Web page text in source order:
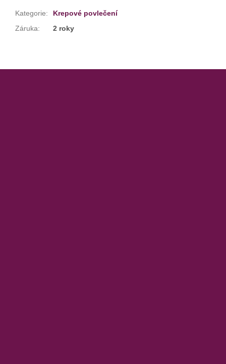
Kategorie:
Krepové povlečení
Záruka: 2 roky